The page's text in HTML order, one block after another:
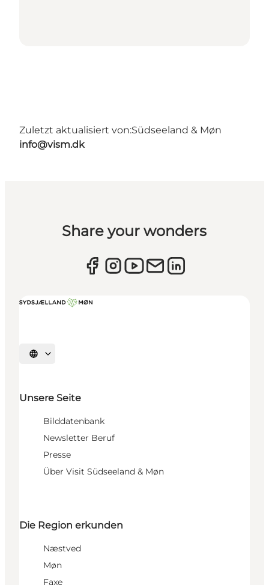
Zuletzt aktualisiert von:Südseeland & Møn
info@vism.dk
Share your wonders
Sprache auswählen
Unsere Seite
Bilddatenbank
Newsletter Beruf
Presse
Über Visit Südseeland & Møn
Die Region erkunden
Næstved
Møn
Faxe